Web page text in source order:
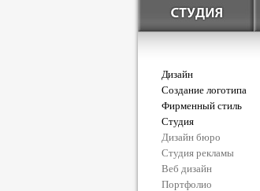
Дизайн
Создание логотипа
Фирменный стиль
Студия
Дизайн бюро
Студия рекламы
Веб дизайн
Портфолио